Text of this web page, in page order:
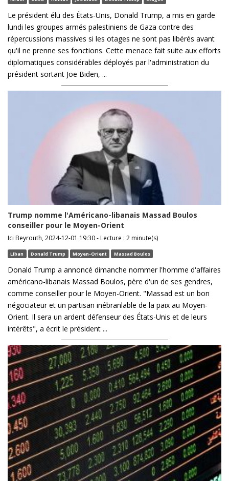
Le président élu des États-Unis, Donald Trump, a mis en garde
lundi les groupes armés palestiniens de Gaza contre des
répercussions massives si les otages ne sont pas libérés avant
qu'il ne prenne ses fonctions. Cette menace fait suite aux efforts
diplomatiques considérables déployés par l'administration du
président sortant Joe Biden, ...
Trump nomme l'Américano-libanais Massad Boulos
conseiller pour le Moyen-Orient
Ici Beyrouth, 2024-12-01 19:30 - Lecture : 2 minute(s)
Liban Donald Trump Moyen-Orient Massad Boulos
Donald Trump a annoncé dimanche nommer l'homme d'affaires
américano-libanais Massad Boulos, père d'un de ses gendres,
comme conseiller pour le Moyen-Orient. "Massad est un bon
négociateur et un partisan inébranlable de la paix au Moyen-
Orient. Il sera un ardent défenseur des États-Unis et de leurs
intérêts", a écrit le président ...